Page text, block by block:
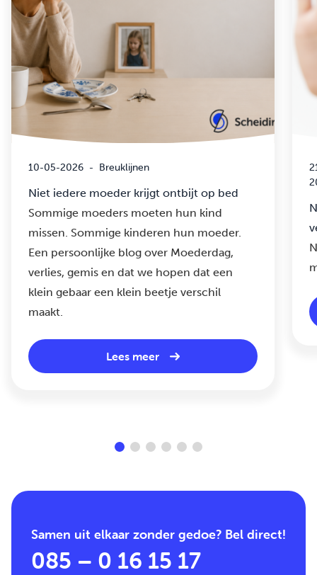
10-05-2026 - Breuklijnen
Niet iedere moeder krijgt ontbijt op bed
Sommige moeders moeten hun kind
missen. Sommige kinderen hun moeder.
Een persoonlijke blog over Moederdag,
verlies, gemis en dat we hopen dat een
klein gebaar een klein beetje verschil
maakt.
Lees meer
Samen uit elkaar zonder gedoe? Bel direct!
085 – 0 16 15 17